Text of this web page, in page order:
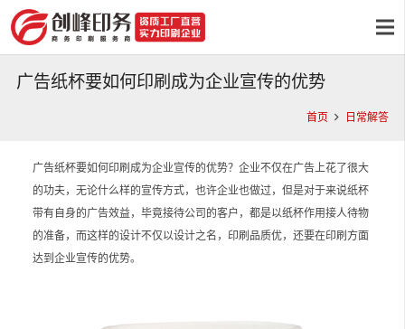
广告纸杯要如何印刷成为企业宣传的优势
首页 日常解答
广告纸杯要如何印刷成为企业宣传的优势？企业不仅在广告上花了很大
的功夫，无论什么样的宣传方式，也许企业也做过，但是对于来说纸杯
带有自身的广告效益，毕竟接待公司的客户，都是以纸杯作用接人待物
的准备，而这样的设计不仅以设计之名，印刷品质优，还要在印刷方面
达到企业宣传的优势。